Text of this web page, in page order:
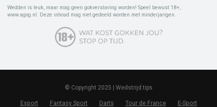
Wedden is leuk, maar mag geen gokverslaving worden! Speel bewust 18+,
www.agog.nl. Deze inhoud mag niet gedeeld worden met minderjarigen.
© Copyright 2025 | Wedstrijd.tips
Esport Fantasy Sport Darts Tour de France E-Sport